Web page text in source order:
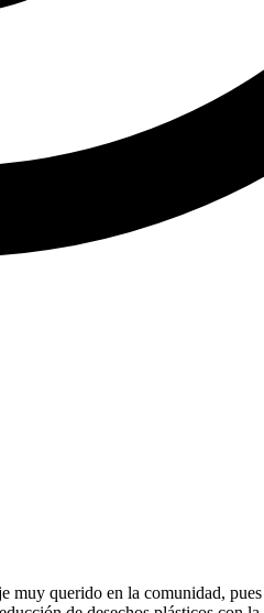
muy querido en la comunidad,